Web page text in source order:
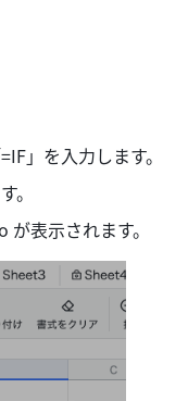
」を入力します。
。
表示されます。